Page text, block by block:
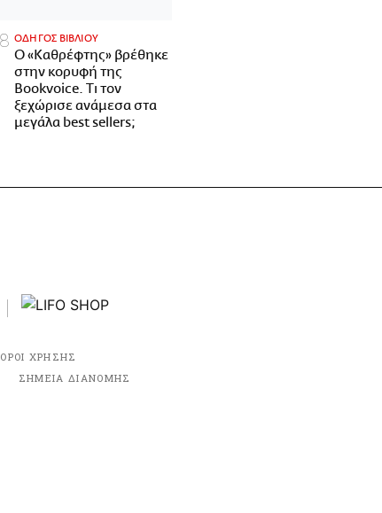
ΟΔΗΓΟΣ ΒΙΒΛΙΟΥ
Ο «Καθρέφτης» βρέθηκε
στην κορυφή της
Bookvoice. Τι τον
ξεχώρισε ανάμεσα στα
μεγάλα best sellers;
ΟΡΟΙ ΧΡΗΣΗΣ
ΣΗΜΕΙΑ ΔΙΑΝΟΜΗΣ